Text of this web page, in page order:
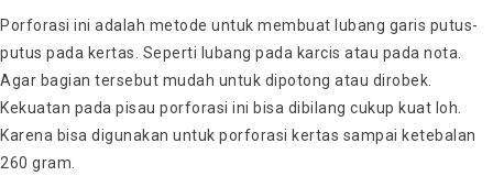
Porforasi ini adalah metode untuk membuat lubang garis putus-
putus pada kertas. Seperti lubang pada karcis atau pada nota.
Agar bagian tersebut mudah untuk dipotong atau dirobek.
Kekuatan pada pisau porforasi ini bisa dibilang cukup kuat loh.
Karena bisa digunakan untuk porforasi kertas sampai ketebalan
260 gram.